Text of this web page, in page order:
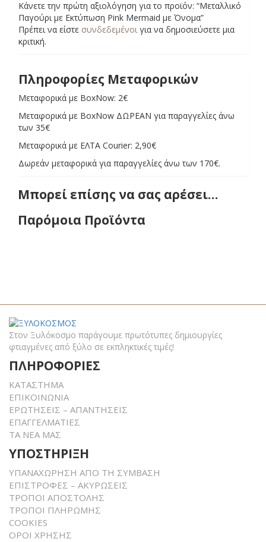
Κάνετε την πρώτη αξιολόγηση για το προϊόν: “Μεταλλικό
Παγούρι με Εκτύπωση Pink Mermaid με Όνομα”
Πρέπει να είστε συνδεδεμένοιγια να δημοσιεύσετε μια
κριτική.
Πληροφορίες Μεταφορικών
Μεταφορικά με BoxNow: 2€
Μεταφορικά με BoxNow ΔΩΡΕΑΝ για παραγγελίες άνω
των 35€
Μεταφορικά με ΕΛΤΑ Courier: 2,90€
Δωρεάν μεταφορικά για παραγγελίες άνω των 170€.
Μπορεί επίσης να σας αρέσει…
Παρόμοια Προϊόντα
Στον Ξυλόκοσμο παράγουμε πρωτότυπες δημιουργίες
φτιαγμένες από ξύλο σε εκπληκτικές τιμές!
ΠΛΗΡΟΦΟΡΙΕΣ
ΚΑΤΑΣΤΗΜΑ
ΕΠΙΚΟΙΝΩΝΙΑ
ΕΡΩΤΗΣΕΙΣ – ΑΠΑΝΤΗΣΕΙΣ
ΕΠΑΓΓΕΛΜΑΤΙΕΣ
ΤΑ ΝΕΑ ΜΑΣ
ΥΠΟΣΤΗΡΙΞΗ
ΥΠΑΝΑΧΩΡΗΣΗ ΑΠΟ ΤΗ ΣΥΜΒΑΣΗ
ΕΠΙΣΤΡΟΦΕΣ – ΑΚΥΡΩΣΕΙΣ
ΤΡΟΠΟΙ ΑΠΟΣΤΟΛΗΣ
ΤΡΟΠΟΙ ΠΛΗΡΩΜΗΣ
COOKIES
ΟΡΟΙ ΧΡΗΣΗΣ